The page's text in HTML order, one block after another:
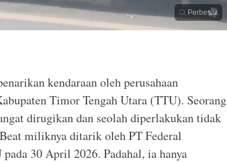
Perbesar
kendaraan oleh perusahaan
Timor Tengah Utara (TTU). Seorang
dirugikan dan seolah diperlakukan tidak
miliknya ditarik oleh PT Federal
30 April 2026. Padahal, ia hanya